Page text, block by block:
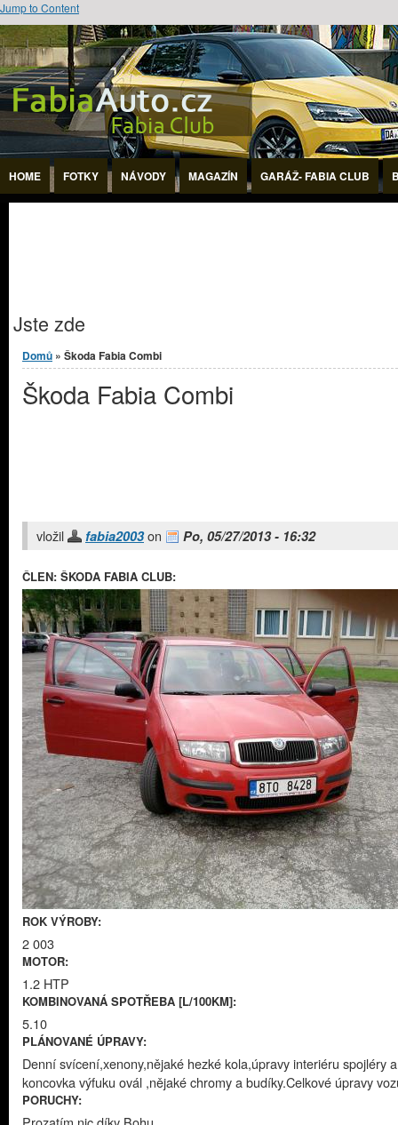
Jump to Content
HOME FOTKY NÁVODY MAGAZÍN GARÁŽ- FABIA CLUB
Jste zde
Domů » Škoda Fabia Combi
Škoda Fabia Combi
vložil fabia2003on Po, 05/27/2013 - 16:32
ČLEN: ŠKODA FABIA CLUB:
ROK VÝROBY:
2 003
MOTOR:
1.2 HTP
KOMBINOVANÁ SPOTŘEBA [L/100KM]:
5.10
PLÁNOVANÉ ÚPRAVY:
Denní svícení,xenony,nějaké hezké kola,úpravy interiéru spojléry a
koncovka výfuku ovál ,nějaké chromy a budíky.Celkové úpravy
PORUCHY: